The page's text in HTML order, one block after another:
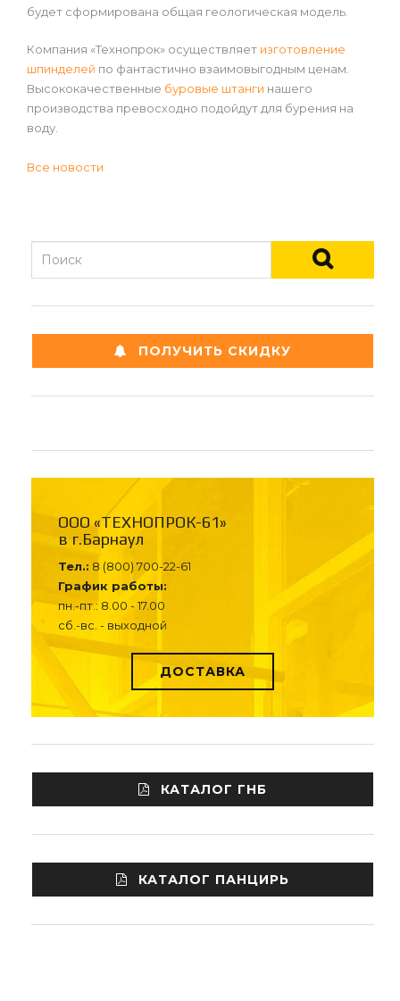
будет сформирована общая геологическая модель.
Компания «Технопрок» осуществляет изготовление
шпинделей по фантастично взаимовыгодным ценам.
Высококачественные буровые штанги нашего
производства превосходно подойдут для бурения на
воду.
Все новости
ПОЛУЧИТЬ СКИДКУ
ООО «ТЕХНОПРОК-61»
в г.Барнаул
Тел.: 8 (800) 700-22-61
График работы:
пн.-пт.: 8.00 - 17.00
сб.-вс. - выходной
ДОСТАВКА
КАТАЛОГ ГНБ
КАТАЛОГ ПАНЦИРЬ